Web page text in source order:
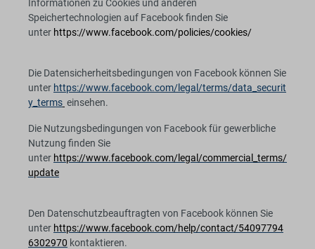
Informationen zu Cookies und anderen
Speichertechnologien auf Facebook finden Sie
unter https://www.facebook.com/policies/cookies/
Die Datensicherheitsbedingungen von Facebook können Sie
unter https://www.facebook.com/legal/terms/data_securit
y_terms einsehen.
Die Nutzungsbedingungen von Facebook für gewerbliche
Nutzung finden Sie
unter https://www.facebook.com/legal/commercial_terms/
update
Den Datenschutzbeauftragten von Facebook können Sie
unter https://www.facebook.com/help/contact/54097794
6302970 kontaktieren.